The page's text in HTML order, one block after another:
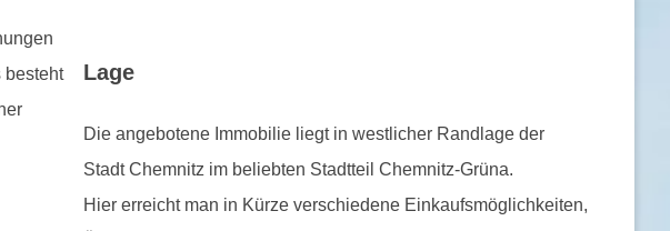
besteht
i
u
s
d
Lage
Die angebotene Immobilie liegt in westlicher Randlage der
Stadt Chemnitz im beliebten Stadtteil Chemnitz-Grüna.
Hier erreicht man in Kürze verschiedene Einkaufsmöglichkeiten,